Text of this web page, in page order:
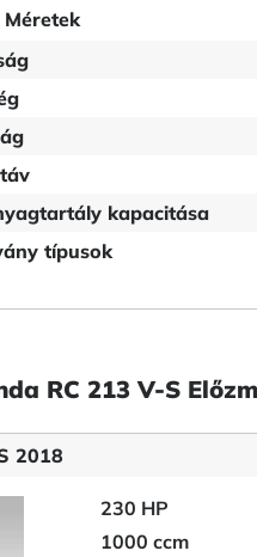
kapacitása
típusok
RC 213 V-S
2018
230 HP
1000 ccm